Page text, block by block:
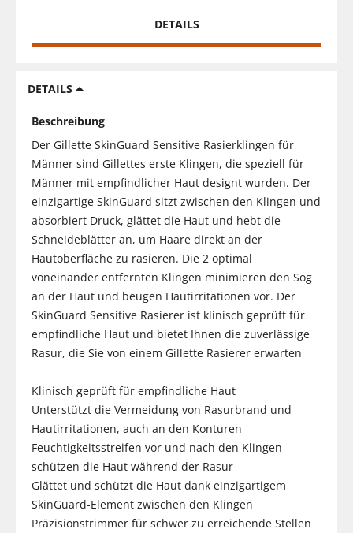
DETAILS
DETAILS
Beschreibung
Der Gillette SkinGuard Sensitive Rasierklingen für
Männer sind Gillettes erste Klingen, die speziell für
Männer mit empfindlicher Haut designt wurden. Der
einzigartige SkinGuard sitzt zwischen den Klingen und
absorbiert Druck, glättet die Haut und hebt die
Schneideblätter an, um Haare direkt an der
Hautoberfläche zu rasieren. Die 2 optimal
voneinander entfernten Klingen minimieren den Sog
an der Haut und beugen Hautirritationen vor. Der
SkinGuard Sensitive Rasierer ist klinisch geprüft für
empfindliche Haut und bietet Ihnen die zuverlässige
Rasur, die Sie von einem Gillette Rasierer erwarten
Klinisch geprüft für empfindliche Haut
Unterstützt die Vermeidung von Rasurbrand und
Hautirritationen, auch an den Konturen
Feuchtigkeitsstreifen vor und nach den Klingen
schützen die Haut während der Rasur
Glättet und schützt die Haut dank einzigartigem
SkinGuard-Element zwischen den Klingen
Präzisionstrimmer für schwer zu erreichende Stellen